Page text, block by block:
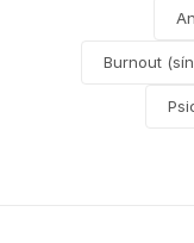
Burnout